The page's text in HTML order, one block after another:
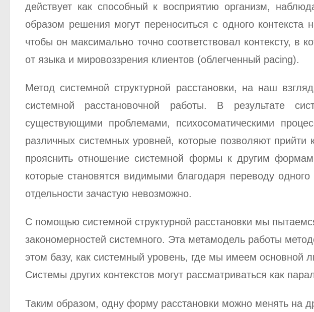
действует как способный к восприятию организм,
образом решения могут переноситься с одного
чтобы он максимально точно соответствовал контексту, в
от языка и мировоззрения клиентов (облегченный pacing).
Метод системной структурной расстановки, на наш
системной расстановочной работы. В результате
существующими проблемами, психосоматическими
различных системных уровней, которые позволяют
прояснить отношение системной формы к другим
которые становятся видимыми благодаря переводу
отдельности зачастую невозможно.
С помощью системной структурной расстановки мы
закономерностей системного. Эта метамодель работы
этом базу, как системный уровень, где мы имеем
Системы других контекстов могут рассматриваться как
Таким образом, одну форму расстановки можно менять на